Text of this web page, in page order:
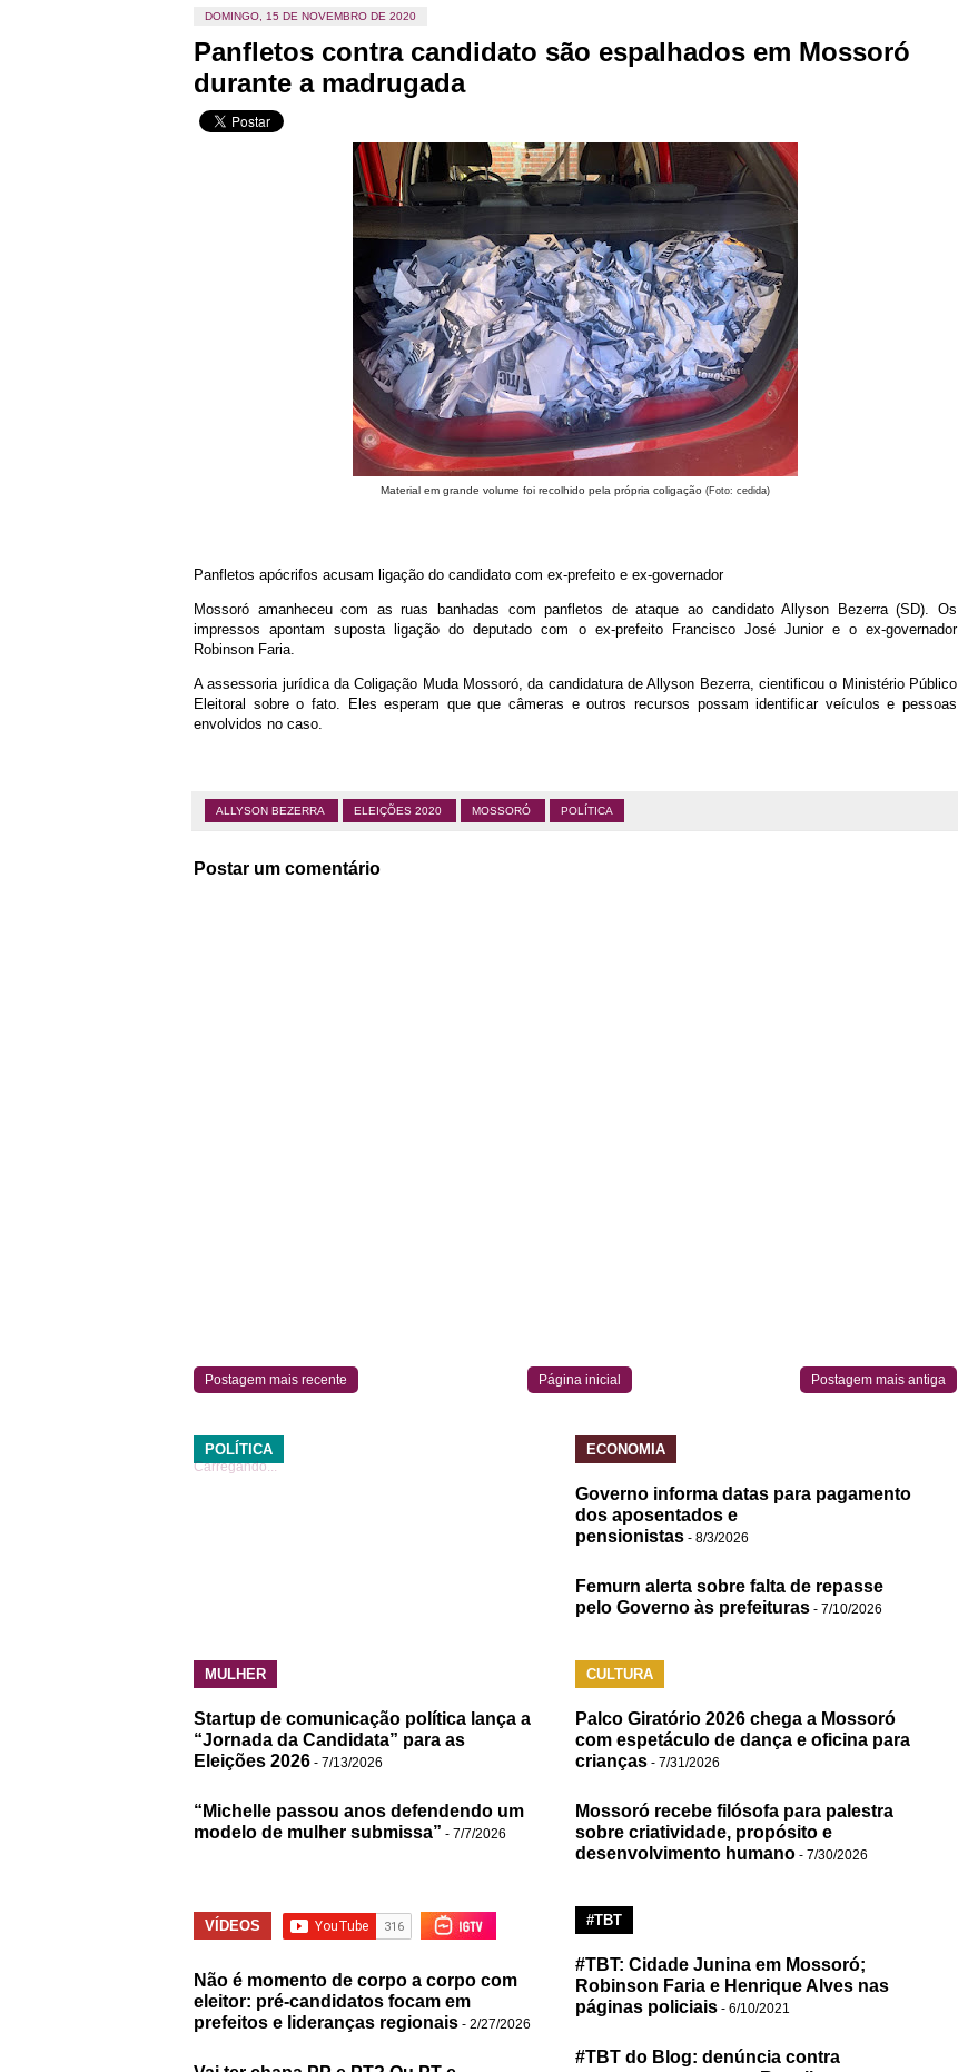
DOMINGO, 15 DE NOVEMBRO DE 2020
Panfletos contra candidato são espalhados em Mossoró
durante a madrugada
Material em grande volume foi recolhido pela própria coligação (Foto: cedida)
Panfletos apócrifos acusam ligação do candidato com ex-prefeito e ex-governador
Mossoró amanheceu com as ruas banhadas com panfletos de ataque ao candidato Allyson Bezerra (SD). Os
impressos apontam suposta ligação do deputado com o ex-prefeito Francisco José Junior e o ex-governador
Robinson Faria.
A assessoria jurídica da Coligação Muda Mossoró, da candidatura de Allyson Bezerra, cientificou o Ministério Público
Eleitoral sobre o fato. Eles esperam que que câmeras e outros recursos possam identificar veículos e pessoas
envolvidos no caso.
ALLYSON BEZERRA ELEIÇÕES 2020 MOSSORÓ POLÍTICA
Postar um comentário
Postagem mais recente Postagem mais antiga
Página inicial
POLÍTICA
Carregando...
ECONOMIA
Governo informa datas para pagamento
dos aposentados e
pensionistas - 8/3/2026
Femurn alerta sobre falta de repasse
pelo Governo às prefeituras - 7/10/2026
MULHER
Startup de comunicação política lança a
“Jornada da Candidata” para as
Eleições 2026 - 7/13/2026
“Michelle passou anos defendendo um
modelo de mulher submissa” - 7/7/2026
CULTURA
Palco Giratório 2026 chega a Mossoró
com espetáculo de dança e oficina para
crianças - 7/31/2026
Mossoró recebe filósofa para palestra
sobre criatividade, propósito e
desenvolvimento humano - 7/30/2026
VÍDEOS
Não é momento de corpo a corpo com
eleitor: pré-candidatos focam em
prefeitos e lideranças regionais - 2/27/2026
#TBT
#TBT: Cidade Junina em Mossoró;
Robinson Faria e Henrique Alves nas
páginas policiais - 6/10/2021
#TBT do Blog: denúncia contra